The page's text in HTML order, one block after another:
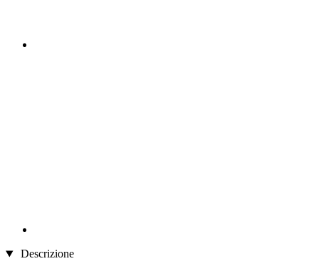
Descrizione